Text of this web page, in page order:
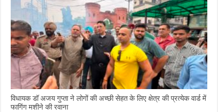
विधायक डॉ अजय गुप्ता ने लोगों की अच्छी सेहत के लिए क्षेत्र की प्रत्येक वार्ड में
फागिंग मशीने की रवाना